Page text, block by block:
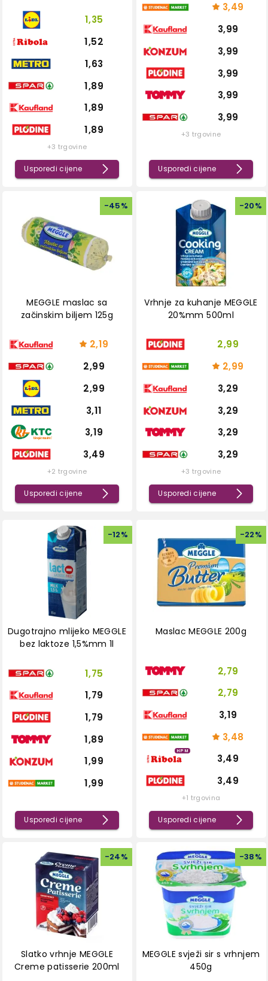
1,35
1,52
1,63
1,89
1,89
1,89
+3 trgovine
Usporedi cijene
3,49
3,99
3,99
3,99
3,99
3,99
+3 trgovine
Usporedi cijene
-45%
MEGGLE maslac sa
začinskim biljem 125g
2,19
2,99
2,99
3,11
3,19
3,49
+2 trgovine
Usporedi cijene
-20%
Vrhnje za kuhanje MEGGLE
20%mm 500ml
2,99
2,99
3,29
3,29
3,29
3,29
+3 trgovine
Usporedi cijene
-12%
Dugotrajno mlijeko MEGGLE
bez laktoze 1,5%mm 1l
1,75
1,79
1,79
1,89
1,99
1,99
Usporedi cijene
-22%
Maslac MEGGLE 200g
2,79
2,79
3,19
3,48
HPM
3,49
3,49
+1 trgovina
Usporedi cijene
-24%
Slatko vrhnje MEGGLE
Creme patisserie 200ml
-38%
MEGGLE svježi sir s vrhnjem
450g